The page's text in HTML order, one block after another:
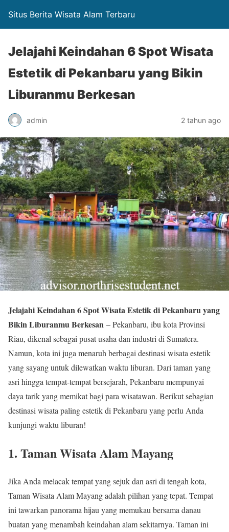
Situs Berita Wisata Alam Terbaru
Jelajahi Keindahan 6 Spot Wisata
Estetik di Pekanbaru yang Bikin
Liburanmu Berkesan
admin 2 tahun ago
Jelajahi Keindahan 6 Spot Wisata Estetik di Pekanbaru yang
Bikin Liburanmu Berkesan – Pekanbaru, ibu kota Provinsi
Riau, dikenal sebagai pusat usaha dan industri di Sumatera.
Namun, kota ini juga menaruh berbagai destinasi wisata estetik
yang sayang untuk dilewatkan waktu liburan. Dari taman yang
asri hingga tempat-tempat bersejarah, Pekanbaru mempunyai
daya tarik yang memikat bagi para wisatawan. Berikut sebagian
destinasi wisata paling estetik di Pekanbaru yang perlu Anda
kunjungi waktu liburan!
1. Taman Wisata Alam Mayang
Jika Anda melacak tempat yang sejuk dan asri di tengah kota,
Taman Wisata Alam Mayang adalah pilihan yang tepat. Tempat
ini tawarkan panorama hijau yang memukau bersama danau
buatan yang menambah keindahan alam sekitarnya. Taman ini